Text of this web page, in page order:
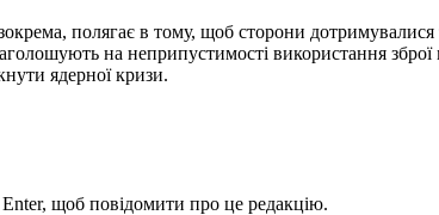
полягає в тому, щоб сторони
на неприпустимості використання зброї
ядерної кризи.
щоб повідомити про це редакцію.